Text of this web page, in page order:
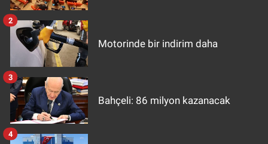
Motorinde bir indirim daha
2
Bahçeli: 86 milyon kazanacak
3
4